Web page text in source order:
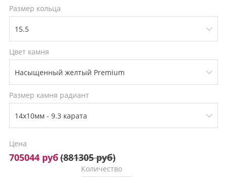
Размер кольца
Цвет камня
Размер камня радиант
Цена
705044 руб(881305 руб)
Количество